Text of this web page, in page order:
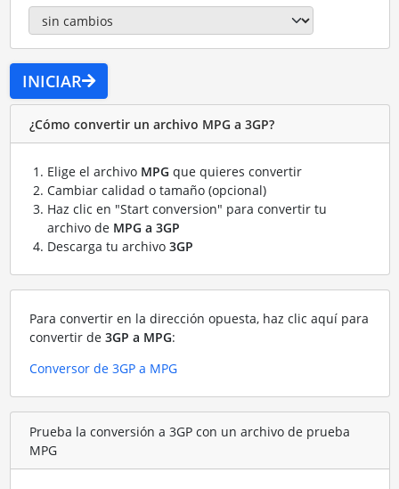
INICIAR
¿Cómo convertir un archivo MPG a 3GP?
Elige el archivo MPG que quieres convertir
Cambiar calidad o tamaño (opcional)
Haz clic en "Start conversion" para convertir tu
archivo de MPG a 3GP
Descarga tu archivo 3GP
Para convertir en la dirección opuesta, haz clic aquí para
convertir de 3GP a MPG:
Conversor de 3GP a MPG
Prueba la conversión a 3GP con un archivo de prueba
MPG